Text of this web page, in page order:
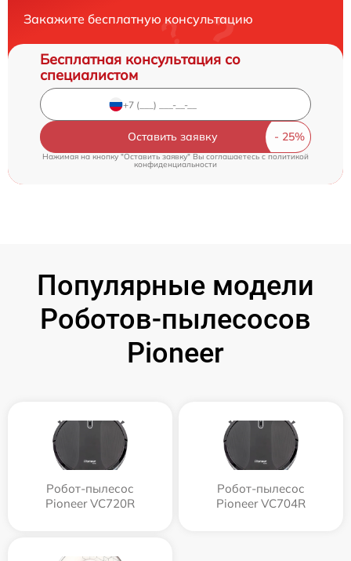
Закажите бесплатную консультацию
Бесплатная консультация со
специалистом
Оставить заявку
Нажимая на кнопку "Оставить заявку" Вы соглашаетесь cполитикой
конфиденциальности
Популярные модели
Роботов-пылесосов
Pioneer
Робот-пылесос
Pioneer VC720R
Робот-пылесос
Pioneer VC704R